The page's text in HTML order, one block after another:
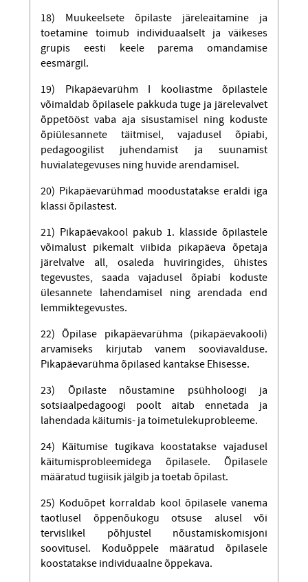
18) Muukeelsete õpilaste järeleaitamine ja
toetamine toimub individuaalselt ja väikeses
grupis eesti keele parema omandamise
eesmärgil.
19) Pikapäevarühm I kooliastme õpilastele
võimaldab õpilasele pakkuda tuge ja järelevalvet
õppetööst vaba aja sisustamisel ning koduste
õpiülesannete täitmisel, vajadusel õpiabi,
pedagoogilist juhendamist ja suunamist
huvialategevuses ning huvide arendamisel.
20) Pikapäevarühmad moodustatakse eraldi iga
klassi õpilastest.
21) Pikapäevakool pakub 1. klasside õpilastele
võimalust pikemalt viibida pikapäeva õpetaja
järelvalve all, osaleda huviringides, ühistes
tegevustes, saada vajadusel õpiabi koduste
ülesannete lahendamisel ning arendada end
lemmiktegevustes.
22) Õpilase pikapäevarühma (pikapäevakooli)
arvamiseks kirjutab vanem sooviavalduse.
Pikapäevarühma õpilased kantakse Ehisesse.
23) Õpilaste nõustamine psühholoogi ja
sotsiaalpedagoogi poolt aitab ennetada ja
lahendada käitumis- ja toimetulekuprobleeme.
24) Käitumise tugikava koostatakse vajadusel
käitumisprobleemidega õpilasele. Õpilasele
määratud tugiisik jälgib ja toetab õpilast.
25) Koduõpet korraldab kool õpilasele vanema
taotlusel õppenõukogu otsuse alusel või
tervislikel põhjustel nõustamiskomisjoni
soovitusel. Koduõppele määratud õpilasele
koostatakse individuaalne õppekava.